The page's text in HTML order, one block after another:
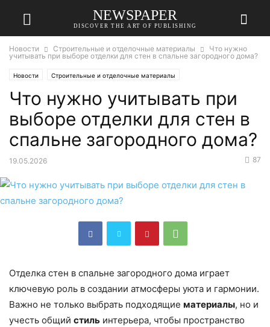
NEWSPAPER
DISCOVER THE ART OF PUBLISHING
Новости Строительные и отделочные материалы
Что нужно
учитывать при выборе отделки для стен в спальне загородного дома?
Новости Строительные и отделочные материалы
Что нужно учитывать при
выборе отделки для стен в
спальне загородного дома?
19.05.2026 87
Отделка стен в спальне загородного дома играет
ключевую роль в создании атмосферы уюта и гармонии.
Важно не только выбрать подходящие материалы, но и
учесть общий стиль интерьера, чтобы пространство